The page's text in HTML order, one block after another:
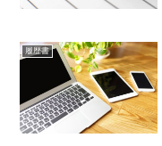
履歴書